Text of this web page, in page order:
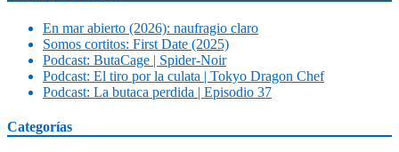
En mar abierto (2026): naufragio claro
Somos cortitos: First Date (2025)
Podcast: ButaCage | Spider-Noir
Podcast: El tiro por la culata | Tokyo Dragon Chef
Podcast: La butaca perdida | Episodio 37
Categorías